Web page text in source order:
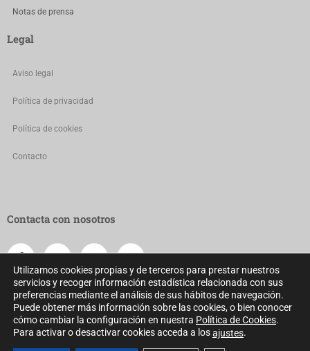
Notas de prensa
Legal
Aviso legal
Política de privacidad
Política de cookies
Contacto
Contacta con nosotros
Utilizamos cookies propias y de terceros para prestar nuestros
servicios y recoger información estadística relacionada con sus
preferencias mediante el análisis de sus hábitos de navegación.
Puede obtener más información sobre las cookies, o bien conocer
cómo cambiar la configuración en nuestra Política de Cookies.
Para activar o desactivar cookies acceda a losajustes.